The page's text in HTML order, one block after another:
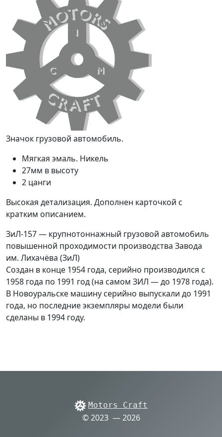
Значок грузовой автомобиль.
Мягкая эмаль. Никель
27мм в высоту
2 цанги
Высокая детализация. Дополнен карточкой с
кратким описанием.
ЗиЛ-157 — крупнотоннажный грузовой автомобиль
повышенной проходимости производства Завода
им. Лихачёва (ЗиЛ)
Создан в конце 1954 года, серийно производился с
1958 года по 1991 год (на самом ЗИЛ — до 1978 года).
В Новоуральске машину серийно выпускали до 1991
года, но последние экземпляры модели были
сделаны в 1994 году.
Motors Craft
© 2023 — 2026